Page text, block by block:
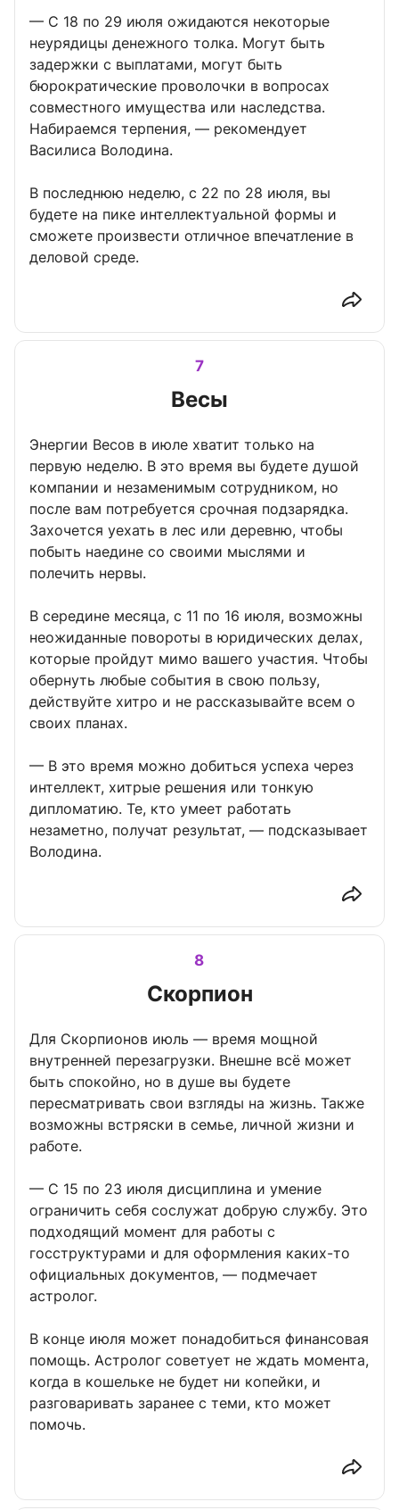
— С 18 по 29 июля ожидаются некоторые
неурядицы денежного толка. Могут быть
задержки с выплатами, могут быть
бюрократические проволочки в вопросах
совместного имущества или наследства.
Набираемся терпения, — рекомендует
Василиса Володина.
В последнюю неделю, с 22 по 28 июля, вы
будете на пике интеллектуальной формы и
сможете произвести отличное впечатление в
деловой среде.
7
Весы
Энергии Весов в июле хватит только на
первую неделю. В это время вы будете душой
компании и незаменимым сотрудником, но
после вам потребуется срочная подзарядка.
Захочется уехать в лес или деревню, чтобы
побыть наедине со своими мыслями и
полечить нервы.
В середине месяца, с 11 по 16 июля, возможны
неожиданные повороты в юридических делах,
которые пройдут мимо вашего участия. Чтобы
обернуть любые события в свою пользу,
действуйте хитро и не рассказывайте всем о
своих планах.
— В это время можно добиться успеха через
интеллект, хитрые решения или тонкую
дипломатию. Те, кто умеет работать
незаметно, получат результат, — подсказывает
Володина.
8
Скорпион
Для Скорпионов июль — время мощной
внутренней перезагрузки. Внешне всё может
быть спокойно, но в душе вы будете
пересматривать свои взгляды на жизнь. Также
возможны встряски в семье, личной жизни и
работе.
— С 15 по 23 июля дисциплина и умение
ограничить себя сослужат добрую службу. Это
подходящий момент для работы с
госструктурами и для оформления каких-то
официальных документов, — подмечает
астролог.
В конце июля может понадобиться финансовая
помощь. Астролог советует не ждать момента,
когда в кошельке не будет ни копейки, и
разговаривать заранее с теми, кто может
помочь.